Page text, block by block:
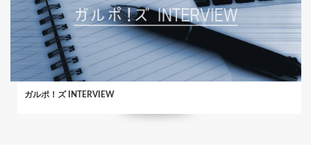
ガルポ！ズ INTERVIEW